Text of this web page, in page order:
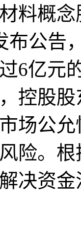
料概
布公告
6亿元
控股
场公
险。
决资